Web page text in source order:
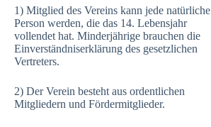
1) Mitglied des Vereins kann jede natürliche
Person werden, die das 14. Lebensjahr
vollendet hat. Minderjährige brauchen die
Einverständniserklärung des gesetzlichen
Vertreters.
2) Der Verein besteht aus ordentlichen
Mitgliedern und Fördermitglieder.